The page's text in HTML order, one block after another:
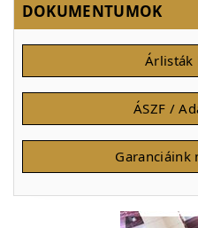
DOKUMENTUMOK
Árlisták
ÁSZF /
Garanciáink